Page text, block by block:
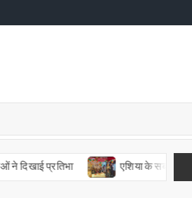
प्रतिभा एशिया के सबसे बड़े गांव में